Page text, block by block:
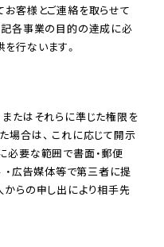
お客様とご連絡を取らせて
記各事業の目的の達成に必
行ないます。
たはそれらに準じた権限を
場合は、 これに応じて開示
必要な範囲で書面・郵便
・広告媒体等で第三者に提
からの申し出により相手先